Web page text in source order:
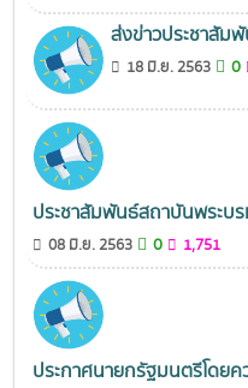
ส่งข่าวประชาสัม
18 มิ.ย. 2563 0
ประชาสัมพันธ์สถาบันพระบ
08 มิ.ย. 2563 0 1,751
ประกาศนายกรัฐมนตรีโดย